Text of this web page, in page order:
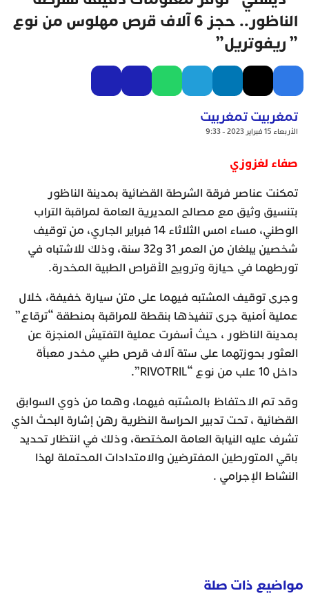
الناظور.. حجز 6 آلاف قرص مهلوس من نوع
” ريفوتريل”
تمغربيت تمغربيت
الأربعاء 15 فبراير 2023 - 9:33
صفاء لغزوزي
تمكنت عناصر فرقة الشرطة القضائية بمدينة الناظور
بتنسيق وثيق مع مصالح المديرية العامة لمراقبة التراب
الوطني، مساء امس الثلاثاء 14 فبراير الجاري، من توقيف
شخصين يبلغان من العمر 31 و32 سنة، وذلك للاشتباه في
تورطهما في حيازة وترويج الأقراص الطبية المخدرة.
وجرى توقيف المشتبه فيهما على متن سيارة خفيفة، خلال
عملية أمنية جرى تنفيذها بنقطة للمراقبة بمنطقة “ترقاع”
بمدينة الناظور ، حيث أسفرت عملية التفتيش المنجزة عن
العثور بحوزتهما على ستة آلاف قرص طبي مخدر معبأة
داخل 10 علب من نوع “RIVOTRIL”.
وقد تم الاحتفاظ بالمشتبه فيهما، وهما من ذوي السوابق
القضائية ، تحت تدبير الحراسة النظرية رهن إشارة البحث الذي
تشرف عليه النيابة العامة المختصة، وذلك في انتظار تحديد
باقي المتورطين المفترضين والامتدادات المحتملة لهذا
النشاط الإجرامي .
مواضيع ذات صلة